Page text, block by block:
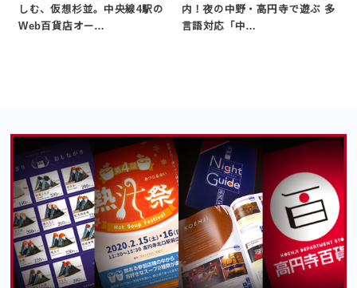
しむ、仮想杉並。中央線4駅の
Web百貨店オー…
内！夜の中野・高円寺で遊ぶ 多
言語対応「中…